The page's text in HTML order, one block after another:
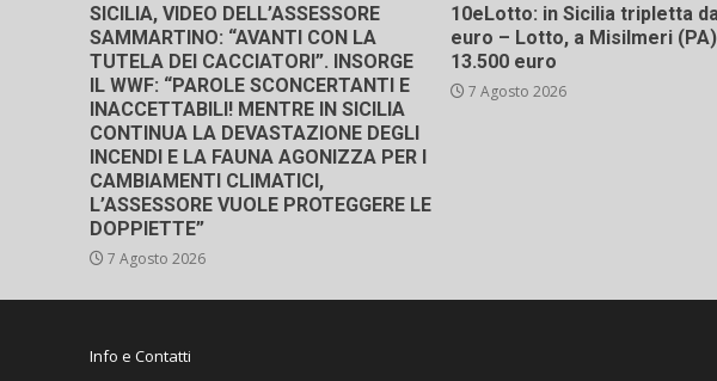
SICILIA, VIDEO DELL’ASSESSORE
SAMMARTINO: “AVANTI CON LA
TUTELA DEI CACCIATORI”. INSORGE
IL WWF: “PAROLE SCONCERTANTI E
INACCETTABILI! MENTRE IN SICILIA
CONTINUA LA DEVASTAZIONE DEGLI
INCENDI E LA FAUNA AGONIZZA PER I
CAMBIAMENTI CLIMATICI,
L’ASSESSORE VUOLE PROTEGGERE LE
DOPPIETTE”
7 Agosto 2026
10eLotto: in Sicilia tripletta
euro – Lotto, a Misilmeri
13.500 euro
7 Agosto 2026
Info e Contatti